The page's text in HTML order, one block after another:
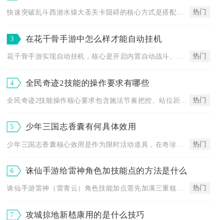
快速突破乱斗西游水猿大圣关卡阻碍的核心方式是搭配弥勒佛、魍魉... 热门
3 在花千骨手游中怎么样才能自动挂机
热门
4 全民奇迹2技能的操作要求有哪些
热门
5 少年三国志香囊有何具体效用
热门
6 诛仙手游给雷神角色加技能点的方法是什么
诛仙手游雷神（雷青云）角色技能加点需先加满三重核心输出与控制... 热门
7 攻城掠地新嵇康用的是什么技巧